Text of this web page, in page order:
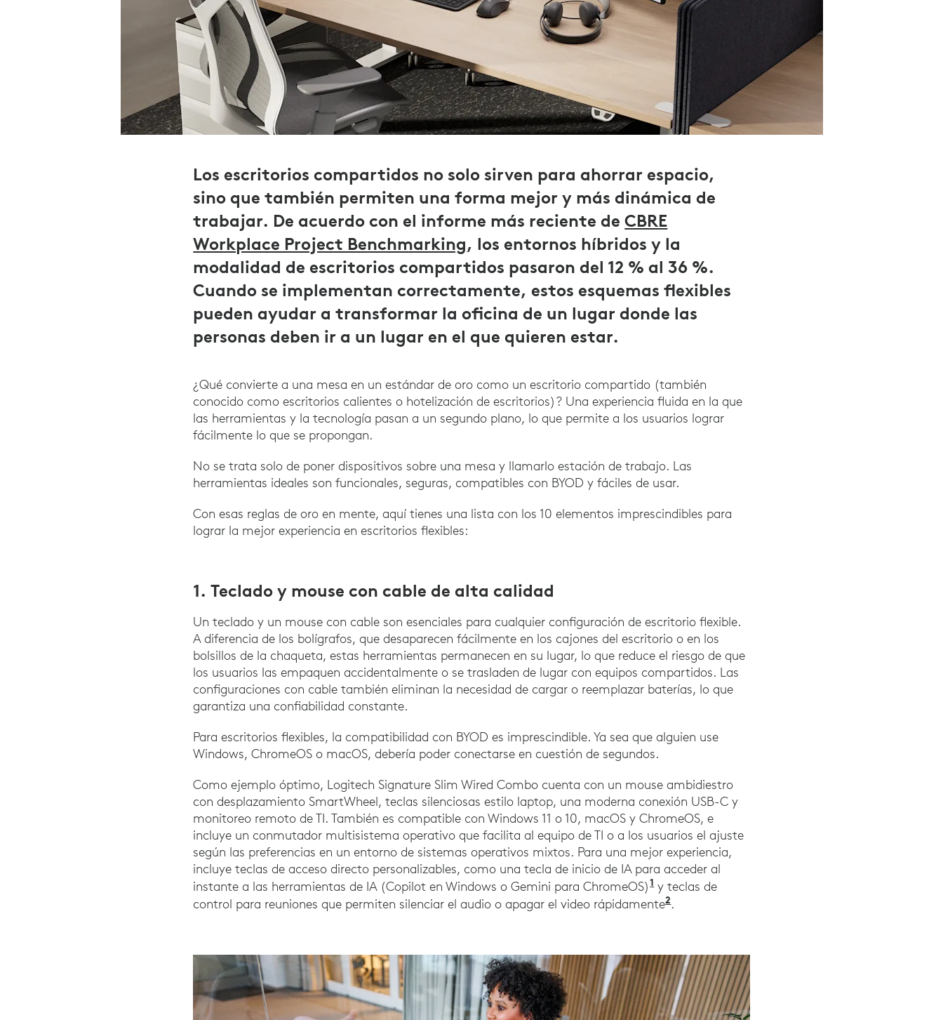
Los escritorios compartidos no solo sirven para ahorrar espacio,
sino que también permiten una forma mejor y más dinámica de
trabajar. De acuerdo con el informe más reciente deCBRE
Workplace Project Benchmarking, los entornos híbridos y la
modalidad de escritorios compartidos pasaron del 12 % al 36 %.
Cuando se implementan correctamente, estos esquemas flexibles
pueden ayudar a transformar la oficina de un lugar donde las
personas deben ir a un lugar en el que quieren estar.
¿Qué convierte a una mesa en un estándar de oro como un escritorio compartido (también
conocido como escritorios calientes o hotelización de escritorios)? Una experiencia fluida en la que
las herramientas y la tecnología pasan a un segundo plano, lo que permite a los usuarios lograr
fácilmente lo que se propongan.
No se trata solo de poner dispositivos sobre una mesa y llamarlo estación de trabajo. Las
herramientas ideales son funcionales, seguras, compatibles con BYOD y fáciles de usar.
Con esas reglas de oro en mente, aquí tienes una lista con los 10 elementos imprescindibles para
lograr la mejor experiencia en escritorios flexibles:
1. Teclado y mouse con cable de alta calidad
Un teclado y un mouse con cable son esenciales para cualquier configuración de escritorio flexible.
A diferencia de los bolígrafos, que desaparecen fácilmente en los cajones del escritorio o en los
bolsillos de la chaqueta, estas herramientas permanecen en su lugar, lo que reduce el riesgo de que
los usuarios las empaquen accidentalmente o se trasladen de lugar con equipos compartidos. Las
configuraciones con cable también eliminan la necesidad de cargar o reemplazar baterías, lo que
garantiza una confiabilidad constante.
Para escritorios flexibles, la compatibilidad con BYOD es imprescindible. Ya sea que alguien use
Windows, ChromeOS o macOS, debería poder conectarse en cuestión de segundos.
Como ejemplo óptimo, Logitech Signature Slim Wired Combo cuenta con un mouse ambidiestro
con desplazamiento SmartWheel, teclas silenciosas estilo laptop, una moderna conexión USB-C y
monitoreo remoto de TI. También es compatible con Windows 11 o 10, macOS y ChromeOS, e
incluye un conmutador multisistema operativo que facilita al equipo de TI o a los usuarios el ajuste
según las preferencias en un entorno de sistemas operativos mixtos. Para una mejor experiencia,
incluye teclas de acceso directo personalizables, como una tecla de inicio de IA para acceder al
instante a las herramientas de IA (Copilot en Windows o Gemini para ChromeOS)1y teclas de
control para reuniones que permiten silenciar el audio o apagar el video rápidamente2.